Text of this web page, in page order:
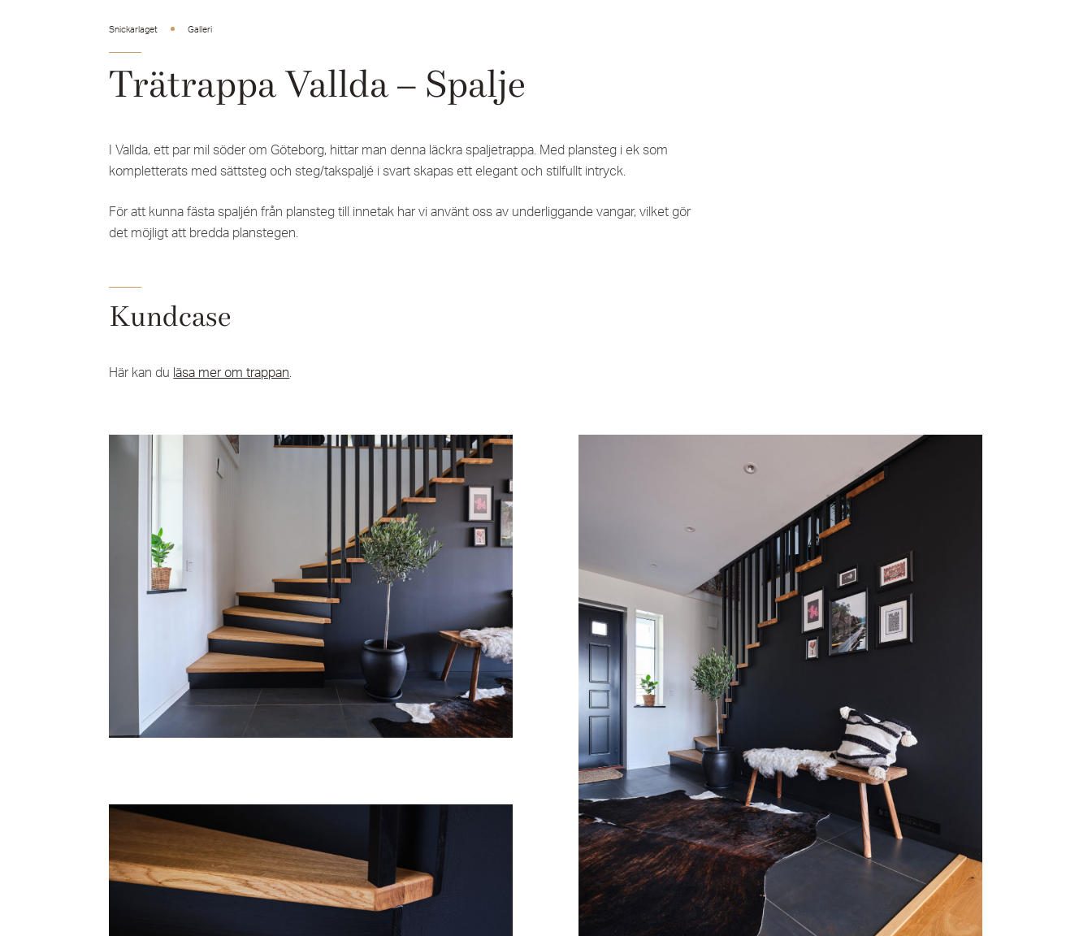
Snickarlaget Galleri
Trätrappa Vallda – Spalje
I Vallda, ett par mil söder om Göteborg, hittar man denna läckra spaljetrappa. Med plansteg i ek som
kompletterats med sättsteg och steg/takspaljé i svart skapas ett elegant och stilfullt intryck.
För att kunna fästa spaljén från plansteg till innetak har vi använt oss av underliggande vangar, vilket gör
det möjligt att bredda planstegen.
Kundcase
Här kan du läsa mer om trappan